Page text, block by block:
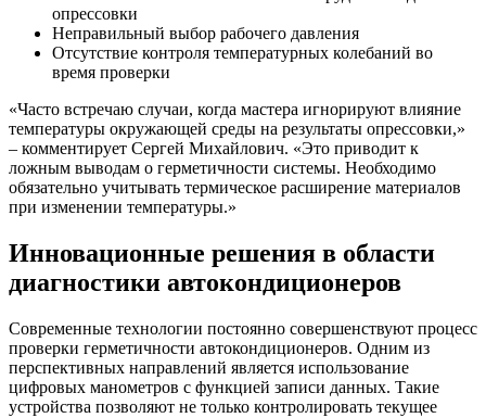
опрессовки
Неправильный выбор рабочего давления
Отсутствие контроля температурных колебаний во
время проверки
«Часто встречаю случаи, когда мастера игнорируют влияние
температуры окружающей среды на результаты опрессовки,»
– комментирует Сергей Михайлович. «Это приводит к
ложным выводам о герметичности системы. Необходимо
обязательно учитывать термическое расширение материалов
при изменении температуры.»
Инновационные решения в области
диагностики автокондиционеров
Современные технологии постоянно совершенствуют процесс
проверки герметичности автокондиционеров. Одним из
перспективных направлений является использование
цифровых манометров с функцией записи данных. Такие
устройства позволяют не только контролировать текущее